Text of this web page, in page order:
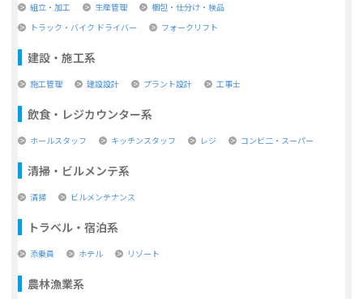
組立・加工 生産管理
梱包・仕分け・検品
トラック・バイク ドライバー
フォークリフト
建設・施工系
施工管理 建設設計 プラント設計 工事士
飲食・レジカウンター系
ホールスタッフ キッチンスタッフ レジ コンビ二・スーパー
清掃・ビルメンテ系
清掃 ビルメンテナンス
トラベル・宿泊系
添乗員 ホテル リゾート
農林漁業系